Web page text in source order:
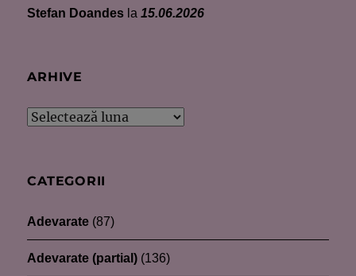
Stefan Doandes la15.06.2026
ARHIVE
Arhive
CATEGORII
Adevarate (87)
Adevarate (partial) (136)